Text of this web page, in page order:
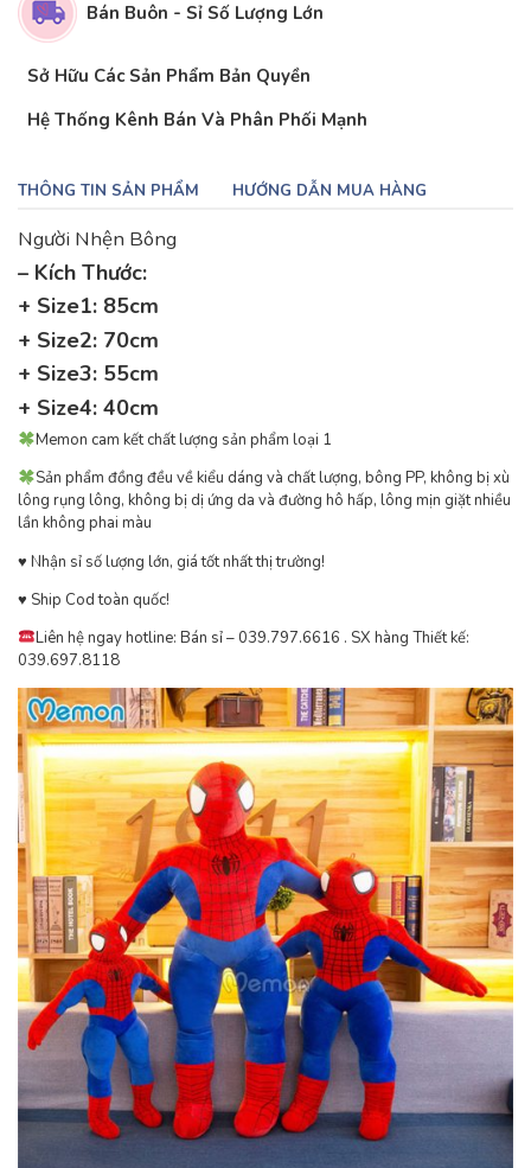
Bán Buôn - Sỉ Số Lượng Lớn
Sở Hữu Các Sản Phẩm Bản Quyền
Hệ Thống Kênh Bán Và Phân Phối Mạnh
THÔNG TIN SẢN PHẨM HƯỚNG DẪN MUA HÀNG
Người Nhện Bông
– Kích Thước:
+ Size1: 85cm
+ Size2: 70cm
+ Size3: 55cm
+ Size4: 40cm
Memon cam kết chất lượng sản phẩm loại 1
Sản phẩm đồng đều về kiểu dáng và chất lượng, bông PP, không bị xù
lông rụng lông, không bị dị ứng da và đường hô hấp, lông mịn giặt nhiều
lần không phai màu
♥ ️Nhận sỉ số lượng lớn, giá tốt nhất thị trường!
♥ ️Ship Cod toàn quốc!
Liên hệ ngay hotline: Bán sỉ – 039.797.6616 . SX hàng Thiết kế:
039.697.8118